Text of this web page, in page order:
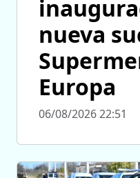
nueva
Europa
06/08/2026 22:51